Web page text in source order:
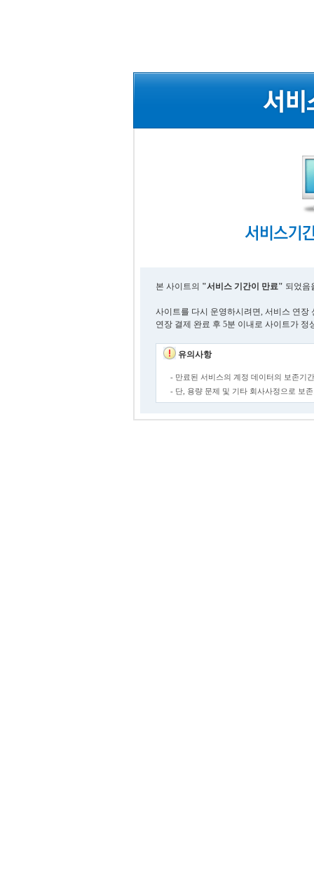
본 사이트의 "서비스 기간이 만료" 되었음
사이트를 다시 운영하시려면, 서비스 연장
연장 결제 완료 후 5분 이내로 사이트가 정
유의사항
- 만료된 서비스의 계정 데이터의 보존기
- 단, 용량 문제 및 기타 회사사정으로 보